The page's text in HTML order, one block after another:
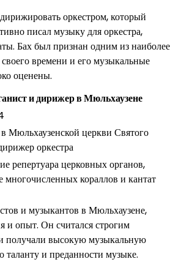
оркестром, который
писал музыку для оркестра,
Бах был признан одним из наиболее
времени и его музыкальные
оценены.
и дирижер в Мюльхаузене
Мюльхаузенской церкви Святого
оркестра
репертуара церковных органов,
многочисленных кораллов и кантат
и музыкантов в Мюльхаузене,
и опыт. Он считался строгим
получали высокую музыкальную
таланту и преданности музыке.